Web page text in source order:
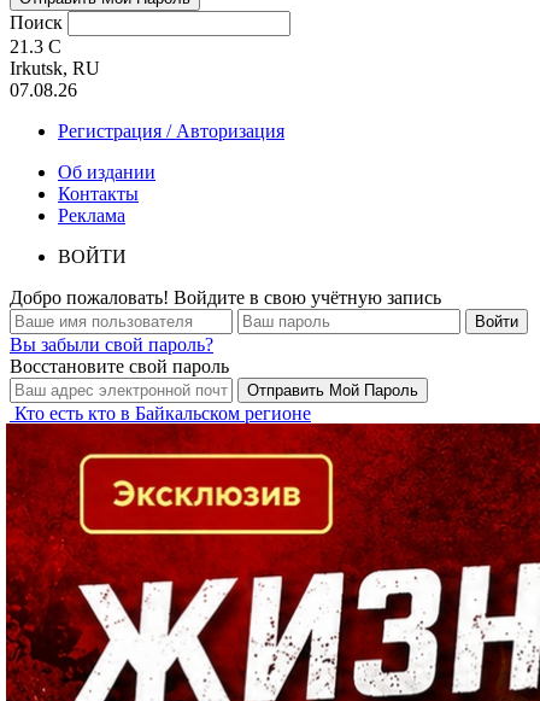
Поиск
21.3 C
Irkutsk, RU
07.08.26
Регистрация / Авторизация
Об издании
Контакты
Реклама
ВОЙТИ
Добро пожаловать! Войдите в свою учётную запись
Вы забыли свой пароль?
Восстановите свой пароль
Кто есть кто в Байкальском регионе